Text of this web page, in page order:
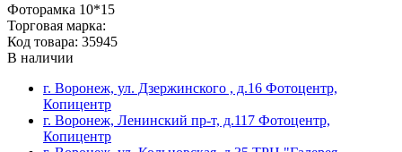
Фоторамка 10*15
Торговая марка:
Код товара: 35945
В наличии
г. Воронеж, ул. Дзержинского , д.16 Фотоцентр,
Копицентр
г. Воронеж, Ленинский пр-т, д.117 Фотоцентр,
Копицентр